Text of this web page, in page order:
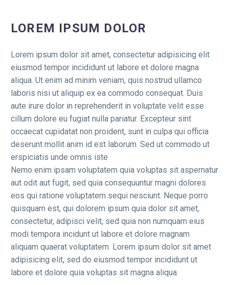
LOREM IPSUM DOLOR
Lorem ipsum dolor sit amet, consectetur adipisicing elit
eiusmod tempor incididunt ut labore et dolore magna
aliqua. Ut enim ad minim veniam, quis nostrud ullamco
laboris nisi ut aliquip ex ea commodo consequat. Duis
aute irure dolor in reprehenderit in voluptate velit esse
cillum dolore eu fugiat nulla pariatur. Excepteur sint
occaecat cupidatat non proident, sunt in culpa qui officia
deserunt mollit anim id est laborum. Sed ut commodo ut
erspiciatis unde omnis iste
Nemo enim ipsam voluptatem quia voluptas sit aspernatur
aut odit aut fugit, sed quia consequuntur magni dolores
eos qui ratione voluptatem sequi nesciunt. Neque porro
quisquam est, qui dolorem ipsum quia dolor sit amet,
consectetur, adipisci velit, sed quia non numquam eius
modi tempora incidunt ut labore et dolore magnam
aliquam quaerat voluptatem. Lorem ipsum dolor sit amet
adipisicing elit, sed do eiusmod tempor incididunt ut
labore et dolore quia voluptas sit magna aliqua.